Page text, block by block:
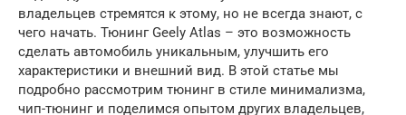
владельцев стремятся к этому, но не всегда знают, с
чего начать. Тюнинг Geely Atlas – это возможность
сделать автомобиль уникальным, улучшить его
характеристики и внешний вид. В этой статье мы
подробно рассмотрим тюнинг в стиле минимализма,
чип-тюнинг и поделимся опытом других владельцев,